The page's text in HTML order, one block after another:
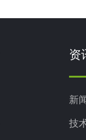
资
新
技